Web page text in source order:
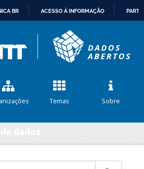
CONTEÚDO
BR ACESSO À INFORMAÇÃO
Temas Sobre